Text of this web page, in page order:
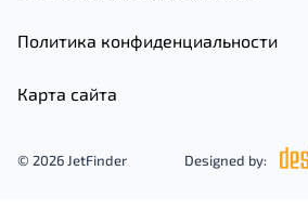
Политика конфиденциальности
Карта сайта
© 2026 JetFinder Designed by: